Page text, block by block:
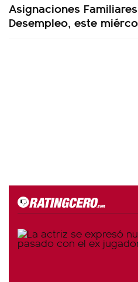
Asignaciones
Desempleo, este